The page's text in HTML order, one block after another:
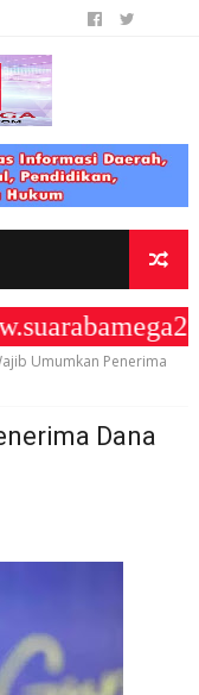
Umumkan Penerima
Dana